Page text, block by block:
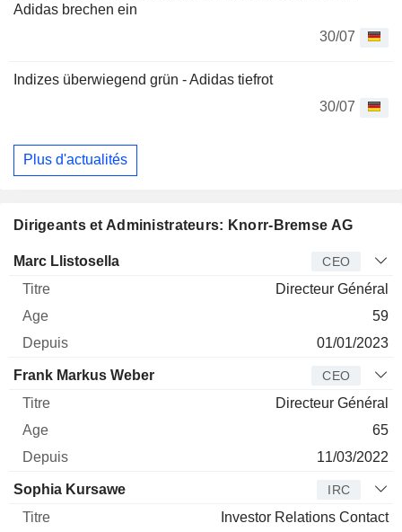
Adidas brechen ein
30/07
Indizes überwiegend grün - Adidas tiefrot
30/07
Plus d'actualités
Dirigeants et Administrateurs: Knorr-Bremse AG
Dirigeant Titre Age
Marc Llistosella CEO
Directeur Général
59
01/01/2023
Frank Markus Weber CEO
Directeur Général
65
11/03/2022
Sophia Kursawe IRC
Investor Relations Contact